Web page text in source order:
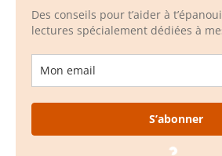
Des conseils pour t’aider à
lectures spécialement dédiées à
S’abonner